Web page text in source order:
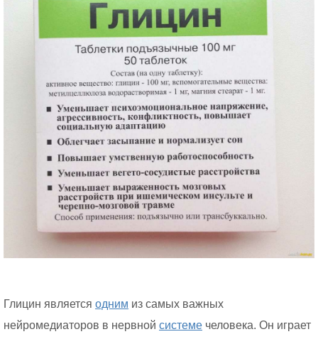
Глицин является одним из самых важных
нейромедиаторов в нервной системе человека. Он играет